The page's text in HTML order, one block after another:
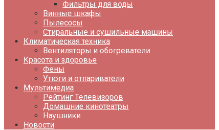
Фильтры для воды
Винные шкафы
Пылесосы
Стиральные и сушильные машины
Климатическая техника
Вентиляторы и обогреватели
Красота и здоровье
Фены
Утюги и отпариватели
Мультимедиа
Рейтинг Телевизоров
Домашние кинотеатры
Наушники
Новости